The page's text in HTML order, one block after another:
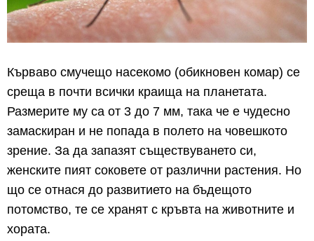
Кърваво смучещо насекомо (обикновен комар) се
среща в почти всички краища на планетата.
Размерите му са от 3 до 7 мм, така че е чудесно
замаскиран и не попада в полето на човешкото
зрение. За да запазят съществуването си,
женските пият соковете от различни растения. Но
що се отнася до развитието на бъдещото
потомство, те се хранят с кръвта на животните и
хората.